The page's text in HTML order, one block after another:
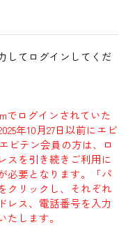
してログインしてくだ
でログインされていた
年10月27日以前にエビ
ビテン会員の方は、ロ
スを引き続きご利用に
必要となります。「パ
クリックし、それぞれ
レス、電話番号を入力
します。